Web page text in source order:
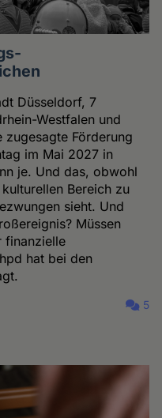
Düsseldorf, 7
Westfalen und
Förderung
im Mai 2027 in
je. Und das, obwohl
Bereich zu
sieht. Und
Müssen
finanzielle
hat bei den
5